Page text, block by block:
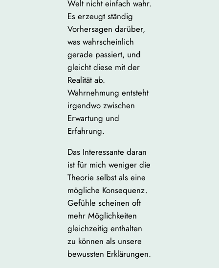
Welt nicht einfach wahr.
Es erzeugt ständig
Vorhersagen darüber,
was wahrscheinlich
gerade passiert, und
gleicht diese mit der
Realität ab.
Wahrnehmung entsteht
irgendwo zwischen
Erwartung und
Erfahrung.
Das Interessante daran
ist für mich weniger die
Theorie selbst als eine
mögliche Konsequenz.
Gefühle scheinen oft
mehr Möglichkeiten
gleichzeitig enthalten
zu können als unsere
bewussten Erklärungen.